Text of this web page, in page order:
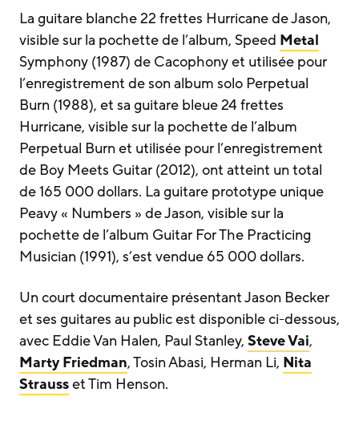
La guitare blanche 22 frettes Hurricane de Jason,
visible sur la pochette de l’album, Speed Metal
Symphony (1987) de Cacophony et utilisée pour
l’enregistrement de son album solo Perpetual
Burn (1988), et sa guitare bleue 24 frettes
Hurricane, visible sur la pochette de l’album
Perpetual Burn et utilisée pour l’enregistrement
de Boy Meets Guitar (2012), ont atteint un total
de 165 000 dollars. La guitare prototype unique
Peavy « Numbers » de Jason, visible sur la
pochette de l’album Guitar For The Practicing
Musician (1991), s’est vendue 65 000 dollars.
Un court documentaire présentant Jason Becker
et ses guitares au public est disponible ci-dessous,
avec Eddie Van Halen, Paul Stanley, Steve Vai,
Marty Friedman, Tosin Abasi, Herman Li, Nita
Strausset Tim Henson.